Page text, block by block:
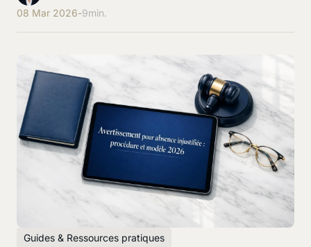
08 Mar 2026-9min.
Guides & Ressources pratiques